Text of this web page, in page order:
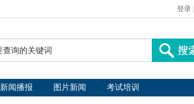
登录
新闻播报 图片新闻 考试培训